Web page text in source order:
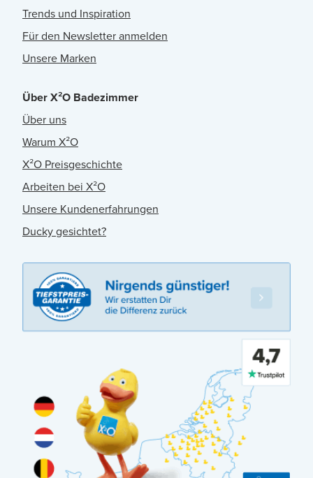
Trends und Inspiration
Für den Newsletter anmelden
Unsere Marken
Über X²O Badezimmer
Über uns
Warum X²O
X²O Preisgeschichte
Arbeiten bei X²O
Unsere Kundenerfahrungen
Ducky gesichtet?